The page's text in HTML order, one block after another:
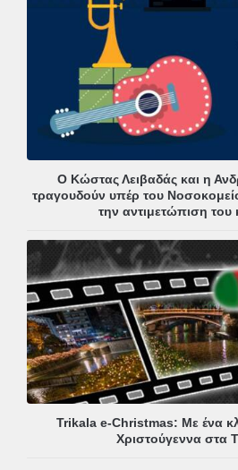
Ο Κώστας Λειβαδάς και η
τραγουδούν υπέρ του
την αντιμετώπιση
Trikala e-Christmas: Με ένα
Χριστούγεννα στα